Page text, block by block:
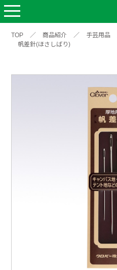
TOP ／ 商品紹介 ／ 手芸用品
帆差針(ほさしばり)